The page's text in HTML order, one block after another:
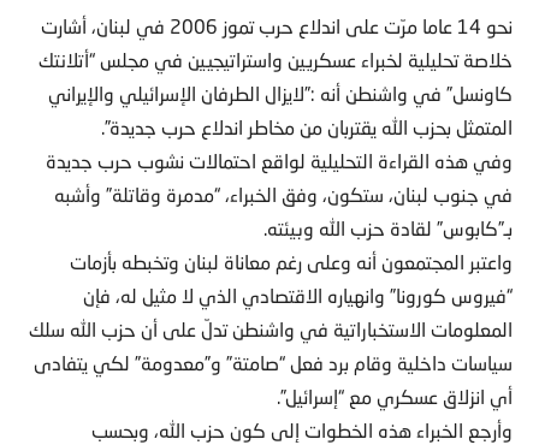
نحو 14 عاما مرّت على اندلاع حرب تموز 2006 في لبنان، أشارت
خلاصة تحليلية لخبراء عسكريين واستراتيجيين في مجلس “أتلانتك
كاونسل” في واشنطن أنه :”لايزال الطرفان الإسرائيلي والإيراني
المتمثل بحزب الله يقتربان من مخاطر اندلاع حرب جديدة”.
وفي هذه القراءة التحليلية لواقع احتمالات نشوب حرب جديدة
في جنوب لبنان، ستكون، وفق الخبراء، “مدمرة وقاتلة” وأشبه
بـ”كابوس” لقادة حزب الله وبيئته.
واعتبر المجتمعون أنه وعلى رغم معاناة لبنان وتخبطه بأزمات
“فيروس كورونا” وانهياره الاقتصادي الذي لا مثيل له، فإن
المعلومات الاستخباراتية في واشنطن تدلّ على أن حزب الله سلك
سياسات داخلية وقام برد فعل “صامتة” و”معدومة” لكي يتفادى
أي انزلاق عسكري مع “إسرائيل”.
وأرجع الخبراء هذه الخطوات إلى كون حزب الله، وبحسب